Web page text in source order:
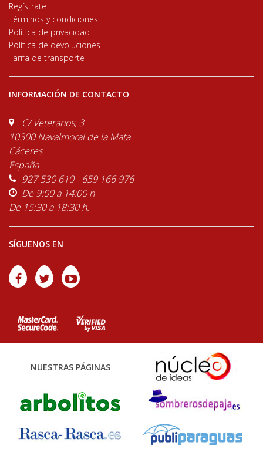
Regístrate
Términos y condiciones
Política de privacidad
Política de devoluciones
Tarifa de transporte
INFORMACIÓN DE CONTACTO
C/ Veteranos, 3
10300 Navalmoral de la Mata
Cáceres
España
927 530 610 - 659 166 976
De 9:00 a 14:00 h
De 15:30 a 18:30 h.
SÍGUENOS EN
NUESTRAS PÁGINAS